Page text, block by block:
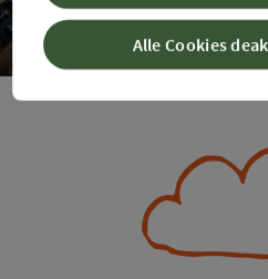
Alle Cookies